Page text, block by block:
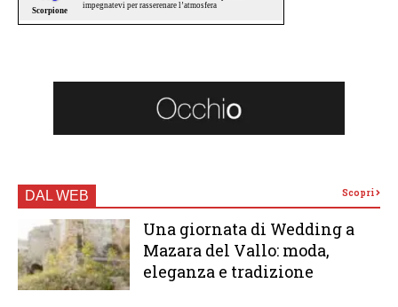
DAL WEB Scopri
Una giornata di Wedding a
Mazara del Vallo: moda,
eleganza e tradizione